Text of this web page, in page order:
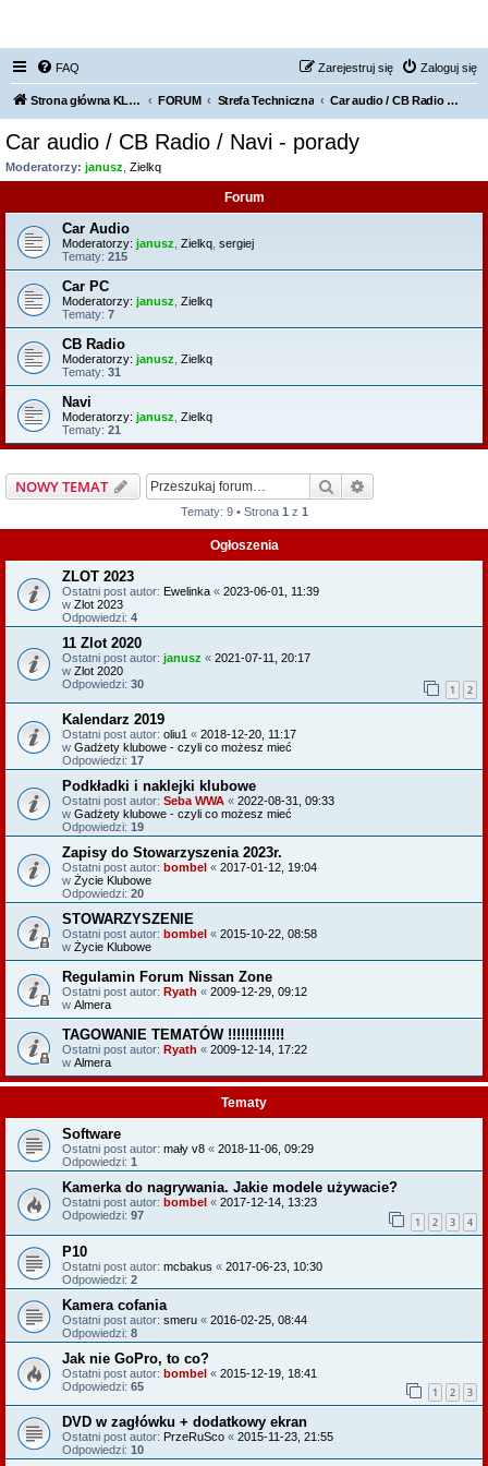
FAQ Zaloguj się
Zarejestruj się
Strona główna KLUBU FORUM Strefa Techniczna Car audio / CB Radio / Navi - porady
Car audio / CB Radio / Navi - porady
Moderatorzy: janusz Zielkq
Forum
Car Audio
Moderatorzy: janusz Zielkq sergiej
Tematy: 215
Car PC
Moderatorzy: janusz Zielkq
Tematy: 7
CB Radio
Moderatorzy: janusz Zielkq
Tematy: 31
Navi
Moderatorzy: janusz Zielkq
Tematy: 21
NOWY TEMAT Szukaj
Tematy: 9 • Strona 1 z 1
Ogłoszenia
ZLOT 2023
Ostatni post autor: Ewelinka « 2023-06-01, 11:39
w Zlot 2023
Odpowiedzi: 4
11 Zlot 2020
Ostatni post autor: janusz « 2021-07-11, 20:17
w Zlot 2020
Odpowiedzi: 30 1 2
Kalendarz 2019
Ostatni post autor: oliu1 « 2018-12-20, 11:17
w Gadżety klubowe - czyli co możesz mieć
Odpowiedzi: 17
Podkładki i naklejki klubowe
Ostatni post autor: Seba WWA « 2022-08-31, 09:33
w Gadżety klubowe - czyli co możesz mieć
Odpowiedzi: 19
Zapisy do Stowarzyszenia 2023r.
Ostatni post autor: bombel « 2017-01-12, 19:04
w Życie Klubowe
Odpowiedzi: 20
STOWARZYSZENIE
Ostatni post autor: bombel « 2015-10-22, 08:58
w Życie Klubowe
Regulamin Forum Nissan Zone
Ostatni post autor: Ryath « 2009-12-29, 09:12
w Almera
TAGOWANIE TEMATÓW !!!!!!!!!!!!!
Ostatni post autor: Ryath « 2009-12-14, 17:22
w Almera
Tematy
Software
Ostatni post autor: mały v8 « 2018-11-06, 09:29
Odpowiedzi: 1
Kamerka do nagrywania. Jakie modele używacie?
Ostatni post autor: bombel « 2017-12-14, 13:23
Odpowiedzi: 97 1 2 3 4
P10
Ostatni post autor: mcbakus « 2017-06-23, 10:30
Odpowiedzi: 2
Kamera cofania
Ostatni post autor: smeru « 2016-02-25, 08:44
Odpowiedzi: 8
Jak nie GoPro, to co?
Ostatni post autor: bombel « 2015-12-19, 18:41
Odpowiedzi: 65 1 2 3
DVD w zagłówku + dodatkowy ekran
Ostatni post autor: PrzeRuSco « 2015-11-23, 21:55
Odpowiedzi: 10